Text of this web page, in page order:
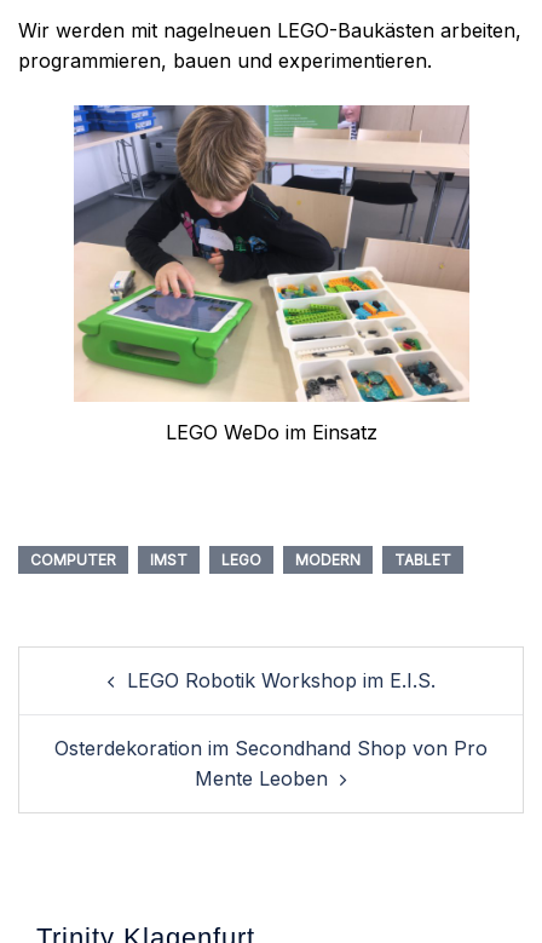
Wir werden mit nagelneuen LEGO-Baukästen arbeiten,
programmieren, bauen und experimentieren.
LEGO WeDo im Einsatz
COMPUTER IMST LEGO MODERN TABLET
navigationLEGO Robotik Workshop im E.I.S.
Osterdekoration im Secondhand Shop von Pro
Mente Leoben